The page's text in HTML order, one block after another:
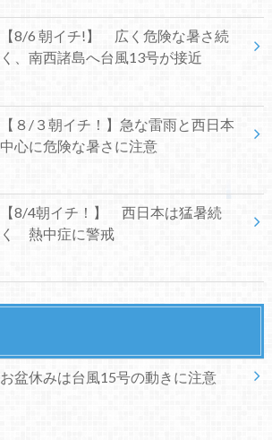
【8/6 朝イチ!】 広く危険な暑さ続
く、南西諸島へ台風13号が接近
【８/３朝イチ！】急な雷雨と西日本
中心に危険な暑さに注意
【8/4朝イチ！】 西日本は猛暑続
く 熱中症に警戒
お盆休みは台風15号の動きに注意